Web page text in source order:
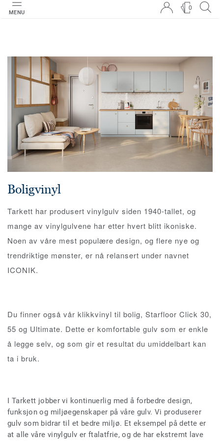
MENU
0
Boligvinyl
Tarkett har produsert vinylgulv siden 1940-tallet, og
mange av vinylgulvene har etter hvert blitt ikoniske.
Noen av våre mest populære design, og flere nye og
trendriktige mønster, er nå relansert under navnet
ICONIK.
Du finner også vår klikkvinyl til bolig, Starfloor Click 30,
55 og Ultimate. Dette er komfortable gulv som er enkle
å legge selv, og som gir et resultat du umiddelbart kan
ta i bruk.
I Tarkett jobber vi kontinuerlig med å forbedre design,
funksjon og miljøegenskaper på våre gulv. Vi produserer
gulv som bidrar til et bedre miljø. Et eksempel på dette er
at alle våre vinylgulv er ftalatfrie, og de har ekstremt lave